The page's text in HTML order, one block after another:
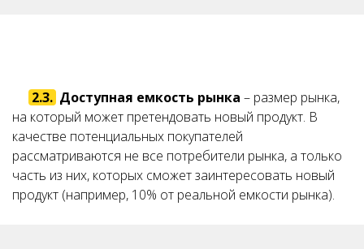
2.3. Доступная емкость рынка – размер рынка,
на который может претендовать новый продукт. В
качестве потенциальных покупателей
рассматриваются не все потребители рынка, а только
часть из них, которых сможет заинтересовать новый
продукт (например, 10% от реальной емкости рынка).